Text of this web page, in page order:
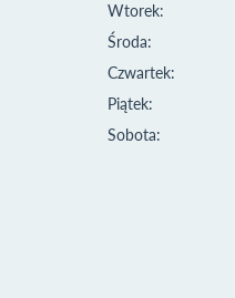
Wtorek:
Środa:
Czwartek:
Piątek:
Sobota: